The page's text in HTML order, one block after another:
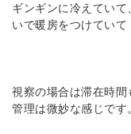
ギンギンに冷えてい
いで暖房をつけていて
視察の場合は滞在時
管理は微妙な感じです